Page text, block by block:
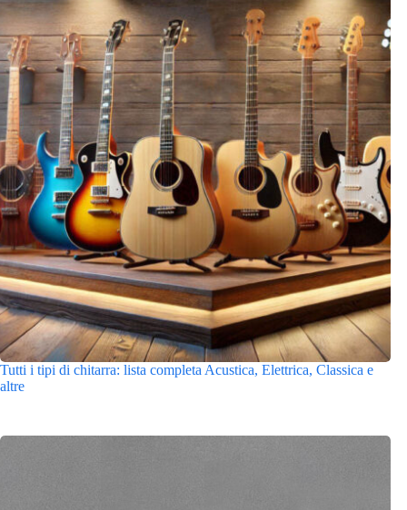
Tutti i tipi di chitarra: lista completa Acustica, Elettrica, Classica e
altre